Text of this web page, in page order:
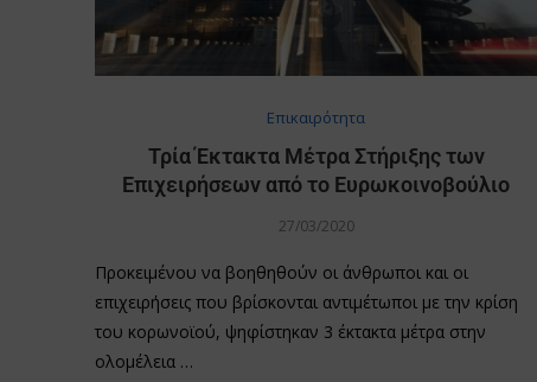
Επικαιρότητα
Τρία Έκτακτα Μέτρα Στήριξης των
Επιχειρήσεων από το Ευρωκοινοβούλιο
27/03/2020
Προκειμένου να βοηθηθούν οι άνθρωποι και οι
επιχειρήσεις που βρίσκονται αντιμέτωποι με την κρίση
του κορωνοϊού, ψηφίστηκαν 3 έκτακτα μέτρα στην
ολομέλεια …